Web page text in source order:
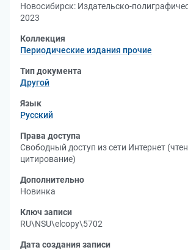
Новосибирск: Издательско-
2023
Коллекция
Периодические издания прочие
Тип документа
Другой
Язык
Русский
Права доступа
Свободный доступ из сети Интернет
цитирование)
Дополнительно
Новинка
Ключ записи
RU\NSU\elcopy\5702
Дата создания записи